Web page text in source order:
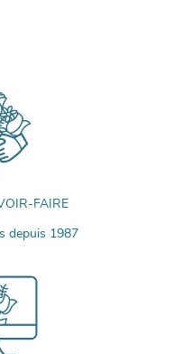
FAIRE
depuis 1987